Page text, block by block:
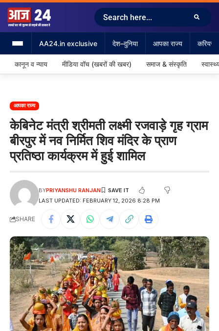
AA24.in exclusive देश–दुनिया आपका राज्य करियर
कानून व न्याय मीडिया वॉच (खबरों की खबर) समाज & संस्कृति
आपका राज्य
केबिनेट मंत्री श्रीमती लक्ष्मी रजवाड़े गृह ग्राम
बीरपुर में नव निर्मित शिव मंदिर के प्राण
प्रतिष्ठा कार्यक्रम में हुई शामिल
LAST UPDATED: FEBRUARY 12, 2026 8:28 PM
BYPRIYANSHU RANJAN
SHARE